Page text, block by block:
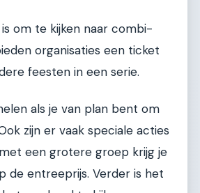
om te kijken naar combi-
organisaties een ticket
feesten in een serie.
als je van plan bent om
zijn er vaak speciale acties
een grotere groep krijg je
de entreeprijs. Verder is het